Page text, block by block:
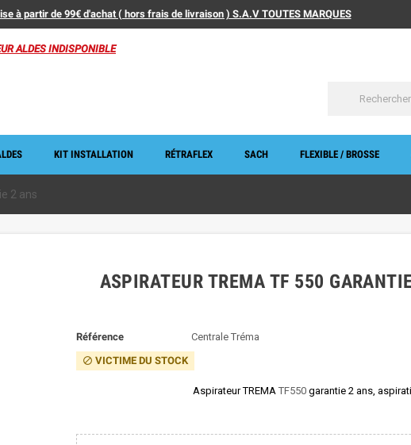
à partir de 99€ d'achat ( hors frais de livraison ) S.A.V TOUTES MARQUES
ALDES INDISPONIBLE
KIT INSTALLATION RÉTRAFLEX SACH FLEXIBLE / BROSSE
2 ans
ASPIRATEUR TREMA TF 550
Référence Centrale Tréma
block VICTIME DU STOCK
Aspirateur TREMATF550garantie 2 ans,